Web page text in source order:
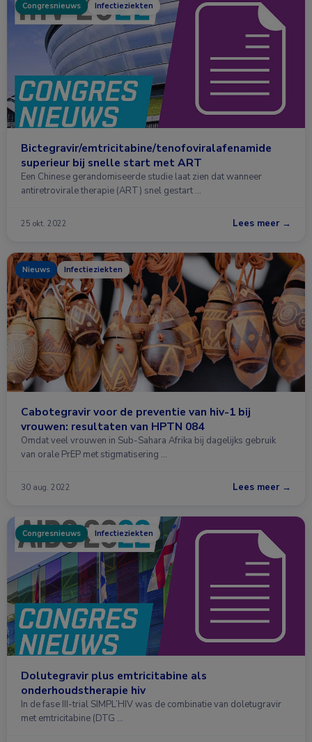
Congresnieuws Infectieziekten
Bictegravir/emtricitabine/tenofoviralafenamide
superieur bij snelle start met ART
Een Chinese gerandomiseerde studie laat zien dat wanneer
antiretrovirale therapie (ART) snel gestart …
25 okt. 2022 Lees meer →
Nieuws Infectieziekten
Cabotegravir voor de preventie van hiv-1 bij
vrouwen: resultaten van HPTN 084
Omdat veel vrouwen in Sub-Sahara Afrika bij dagelijks gebruik
van orale PrEP met stigmatisering …
30 aug. 2022 Lees meer →
Congresnieuws Infectieziekten
Dolutegravir plus emtricitabine als
onderhoudstherapie hiv
In de fase III-trial SIMPL’HIV was de combinatie van doletugravir
met emtricitabine (DTG …